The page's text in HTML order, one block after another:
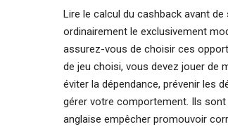
Lire le calcul du cashback avant
ordinairement le exclusivement
assurez-vous de choisir ces
de jeu choisi, vous devez jouer de
éviter la dépendance, prévenir les
gérer votre comportement. Ils
anglaise empêcher promouvoir